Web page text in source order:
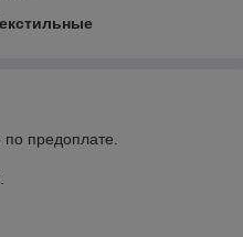
по предоплате.